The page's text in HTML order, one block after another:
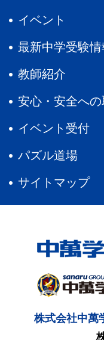
イベント
最新中学受験情
教師紹介
安心・安全へ
イベント受付
パズル道場
サイトマップ
株式会社中萬